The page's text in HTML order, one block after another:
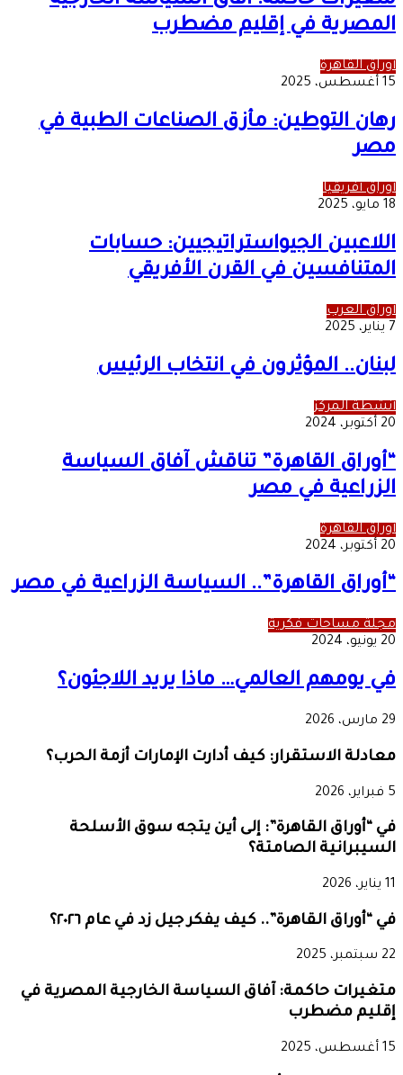
المصرية في إقليم مضطرب
أوراق القاهرة
15 أغسطس، 2025
رهان التوطين: مأزق الصناعات الطبية في
مصر
أوراق أفريقيا
18 مايو، 2025
اللاعبين الجيواستراتيجيين: حسابات
المتنافسين في القرن الأفريقي
أوراق العرب
7 يناير، 2025
لبنان.. المؤثرون في انتخاب الرئيس
أنشطة المركز
20 أكتوبر، 2024
“أوراق القاهرة” تناقش آفاق السياسة
الزراعية في مصر
أوراق القاهرة
20 أكتوبر، 2024
“أوراق القاهرة”.. السياسة الزراعية في مصر
مجلة مساحات فكرية
20 يونيو، 2024
في يومهم العالمي… ماذا يريد اللاجئون؟
29 مارس، 2026
معادلة الاستقرار: كيف أدارت الإمارات أزمة الحرب؟
5 فبراير، 2026
في “أوراق القاهرة”: إلى أين يتجه سوق الأسلحة
السيبرانية الصامتة؟
11 يناير، 2026
في “أوراق القاهرة”.. كيف يفكر جيل زد في عام ٢٠٢٦؟
22 سبتمبر، 2025
متغيرات حاكمة: آفاق السياسة الخارجية المصرية في
إقليم مضطرب
15 أغسطس، 2025